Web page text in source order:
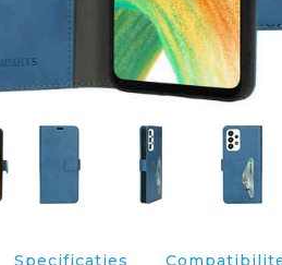
Specificaties